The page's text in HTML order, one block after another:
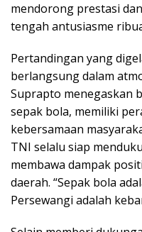
mendorong prestasi
tengah antusiasme
Pertandingan yang
berlangsung dalam
Suprapto menegaskan
sepak bola, memiliki
kebersamaan
TNI selalu siap
membawa dampak
daerah. “Sepak bola
Persewangi adalah